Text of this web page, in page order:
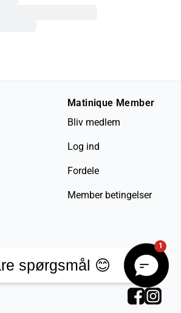
Matinique Member
Bliv medlem
Log ind
Fordele
Member betingelser
1
spørgsmål 😊